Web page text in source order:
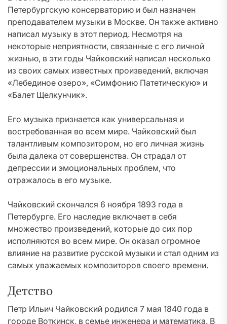
Петербургскую консерваторию и был назначен
преподавателем музыки в Москве. Он также активно
написал музыку в этот период. Несмотря на
некоторые неприятности, связанные с его личной
жизнью, в эти годы Чайковский написал несколько
из своих самых известных произведений, включая
«Лебединое озеро», «Симфонию Патетическую» и
«Балет Щелкунчик».
Его музыка признается как универсальная и
востребованная во всем мире. Чайковский был
талантливым композитором, но его личная жизнь
была далека от совершенства. Он страдал от
депрессии и эмоциональных проблем, что
отражалось в его музыке.
Чайковский скончался 6 ноября 1893 года в
Петербурге. Его наследие включает в себя
множество произведений, которые до сих пор
исполняются во всем мире. Он оказал огромное
влияние на развитие русской музыки и стал одним из
самых уважаемых композиторов своего времени.
Детство
Петр Ильич Чайковский родился 7 мая 1840 года в
городе Воткинск, в семье инженера и математика. В